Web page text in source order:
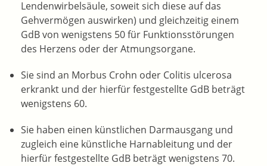
Lendenwirbelsäule, soweit sich diese auf das
Gehvermögen auswirken) und gleichzeitig einem
GdB von wenigstens 50 für Funktionsstörungen
des Herzens oder der Atmungsorgane.
Sie sind an Morbus Crohn oder Colitis ulcerosa
erkrankt und der hierfür festgestellte GdB beträgt
wenigstens 60.
Sie haben einen künstlichen Darmausgang und
zugleich eine künstliche Harnableitung und der
hierfür festgestellte GdB beträgt wenigstens 70.